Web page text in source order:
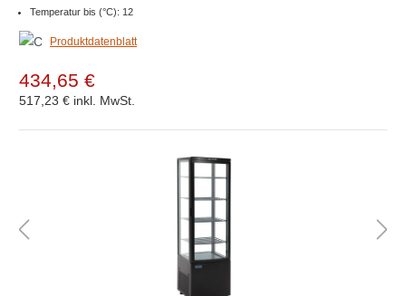
Temperatur bis (°C): 12
Produktdatenblatt
434,65 €
517,23 € inkl. MwSt.